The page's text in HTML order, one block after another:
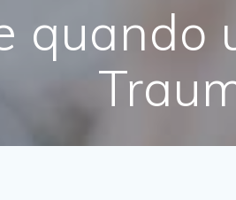
quando